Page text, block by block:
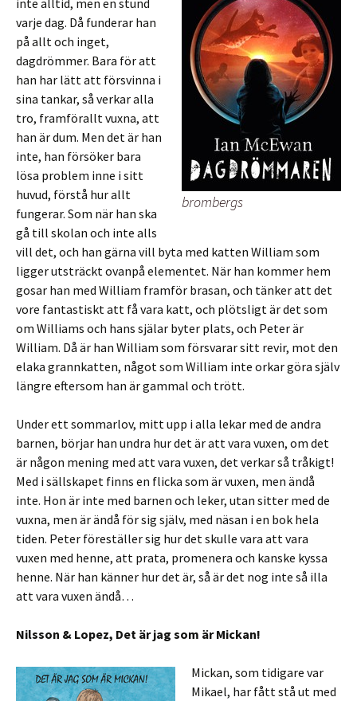
brombergs
inte alltid, men en stund
varje dag. Då funderar han
på allt och inget,
dagdrömmer. Bara för att
han har lätt att försvinna i
sina tankar, så verkar alla
tro, framförallt vuxna, att
han är dum. Men det är han
inte, han försöker bara
lösa problem inne i sitt
huvud, förstå hur allt
fungerar. Som när han ska
gå till skolan och inte alls
vill det, och han gärna vill byta med katten William som
ligger utsträckt ovanpå elementet. När han kommer hem
gosar han med William framför brasan, och tänker att det
vore fantastiskt att få vara katt, och plötsligt är det som
om Williams och hans själar byter plats, och Peter är
William. Då är han William som försvarar sitt revir, mot den
elaka grannkatten, något som William inte orkar göra själv
längre eftersom han är gammal och trött.
Under ett sommarlov, mitt upp i alla lekar med de andra
barnen, börjar han undra hur det är att vara vuxen, om det
är någon mening med att vara vuxen, det verkar så tråkigt!
Med i sällskapet finns en flicka som är vuxen, men ändå
inte. Hon är inte med barnen och leker, utan sitter med de
vuxna, men är ändå för sig själv, med näsan i en bok hela
tiden. Peter föreställer sig hur det skulle vara att vara
vuxen med henne, att prata, promenera och kanske kyssa
henne. När han känner hur det är, så är det nog inte så illa
att vara vuxen ändå…
Nilsson & Lopez, Det är jag som är Mickan!
Mickan, som tidigare var
Mikael, har fått stå ut med